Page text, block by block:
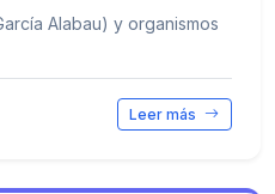
Alabau) y organismos
Leer más